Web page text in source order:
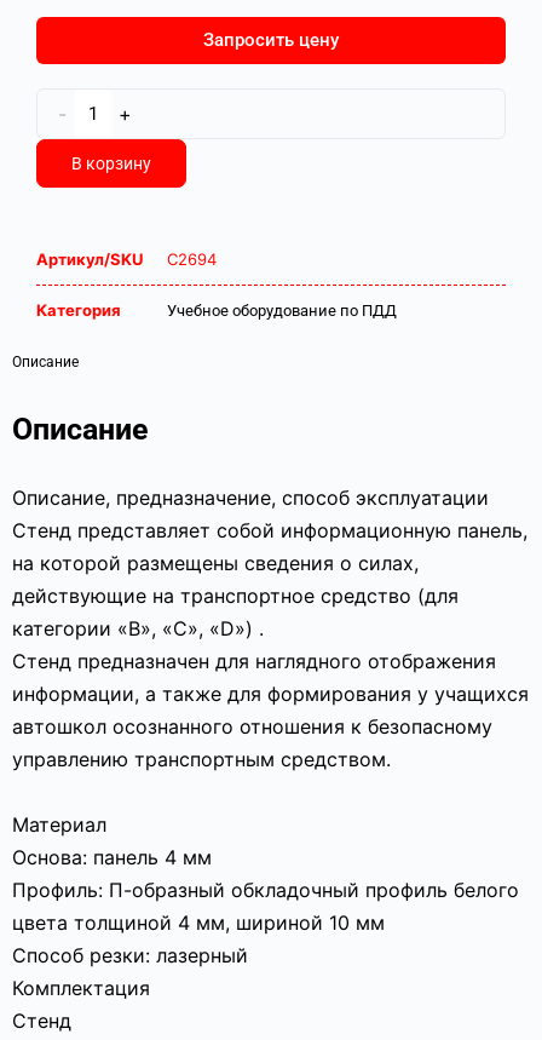
Запросить цену
- +
В корзину
Артикул/SKU С2694
Категория Учебное оборудование по ПДД
Описание
Описание
Описание, предназначение, способ эксплуатации
Стенд представляет собой информационную панель,
на которой размещены сведения о силах,
действующие на транспортное средство (для
категории «B», «С», «D») .
Стенд предназначен для наглядного отображения
информации, а также для формирования у учащихся
автошкол осознанного отношения к безопасному
управлению транспортным средством.
Материал
Основа: панель 4 мм
Профиль: П-образный обкладочный профиль белого
цвета толщиной 4 мм, шириной 10 мм
Способ резки: лазерный
Комплектация
Стенд